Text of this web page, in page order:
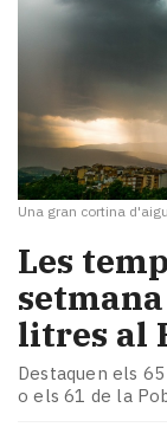
Una gran cortina
Les
litres al
Destaquen els
o els 61 de la